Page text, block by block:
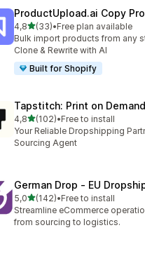
ProductUpload.ai Copy
4,8z 5 hvězd
(33)
Celkový počet recenzí: 33
•Free plan available
Bulk import products from any
Clone & Rewrite with AI
Built for Shopify
Tapstitch: Print on Demand
4,8z 5 hvězd
(102)
Celkový počet recenzí: 102
•Free to install
Your Reliable Dropshipping
Sourcing Agent
German Drop ‑ EU
5,0z 5 hvězd
(142)
Celkový počet recenzí: 142
•Free to install
Streamline eCommerce
from sourcing to logistics.